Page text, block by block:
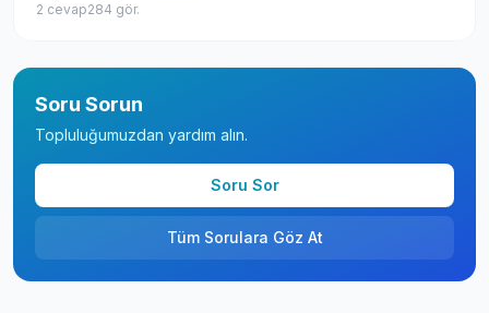
2 cevap284 gör.
Soru Sorun
Topluluğumuzdan yardım alın.
Soru Sor
Tüm Sorulara Göz At